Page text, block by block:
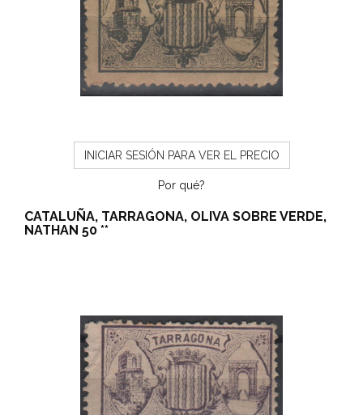
INICIAR SESIÓN PARA VER EL PRECIO
Por qué?
CATALUÑA, TARRAGONA, OLIVA SOBRE VERDE,
NATHAN 50 **